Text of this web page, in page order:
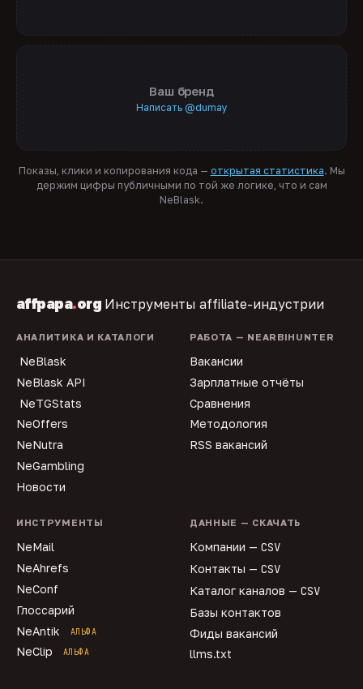
Ваш бренд
Написать @dumay
Показы, клики и копирования кода — открытая статистика. Мы
держим цифры публичными по той же логике, что и сам
NeBlask.
affpapa.org Инструменты affiliate-индустрии
АНАЛИТИКА И КАТАЛОГИ
NeBlask
NeBlask API
NeTGStats
NeOffers
NeNutra
NeGambling
Новости
РАБОТА — NEARBIHUNTER
Вакансии
Зарплатные отчёты
Сравнения
Методология
RSS вакансий
ИНСТРУМЕНТЫ
NeMail
NeAhrefs
NeConf
Глоссарий
NeAntik
АЛЬФА
NeClip АЛЬФА
ДАННЫЕ — СКАЧАТЬ
Компании — CSV
Контакты — CSV
Каталог каналов — CSV
Базы контактов
Фиды вакансий
llms.txt